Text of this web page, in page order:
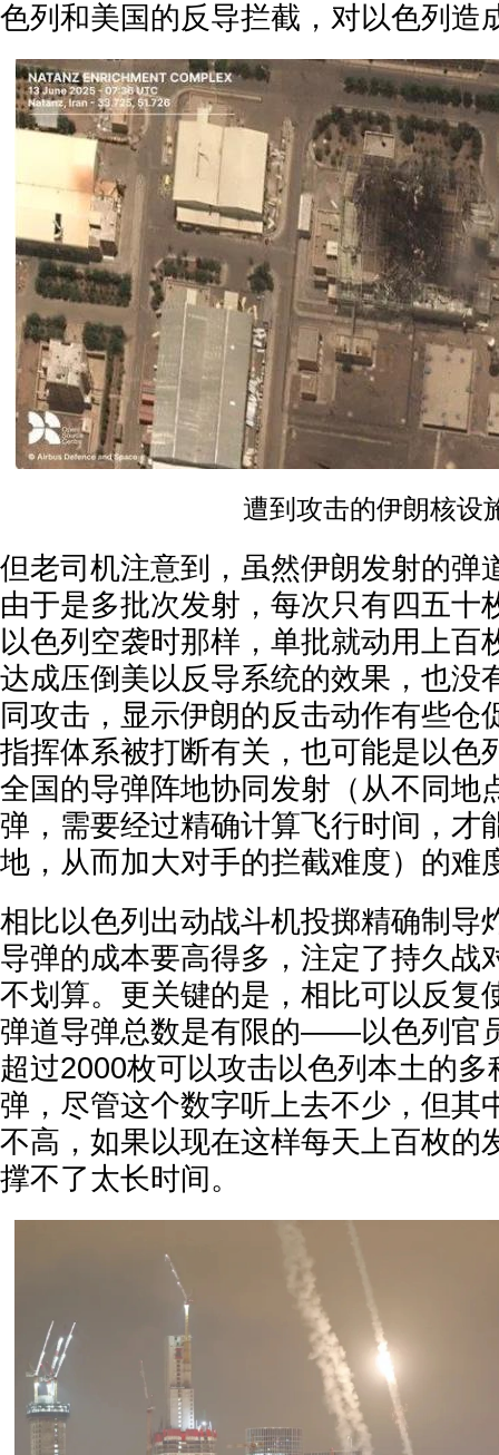
色列和美国的反导拦截，对以色列造
遭到攻击的伊朗核设
但老司机注意到，虽然伊朗发射的弹
由于是多批次发射，每次只有四五十
以色列空袭时那样，单批就动用上百
达成压倒美以反导系统的效果，也没
同攻击，显示伊朗的反击动作有些
指挥体系被打断有关，也可能是以色
全国的导弹阵地协同发射（从不同地
弹，需要经过精确计算飞行时间，才
地，从而加大对手的拦截难度）的难
相比以色列出动战斗机投掷精确制导
导弹的成本要高得多，注定了持久战
不划算。更关键的是，相比可以反复
弹道导弹总数是有限的——以色列官
超过2000枚可以攻击以色列本土的
弹，尽管这个数字听上去不少，但其
不高，如果以现在这样每天上百枚的
撑不了太长时间。